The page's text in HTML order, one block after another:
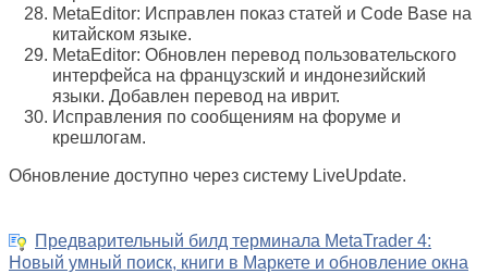
MetaEditor: Исправлен показ статей и Code Base на
китайском языке.
MetaEditor: Обновлен перевод пользовательского
интерфейса на французский и индонезийский
языки. Добавлен перевод на иврит.
Исправления по сообщениям на форуме и
крешлогам.
Обновление доступно через систему LiveUpdate.
Предварительный билд терминала MetaTrader 4:
Новый умный поиск, книги в Маркете и обновление окна